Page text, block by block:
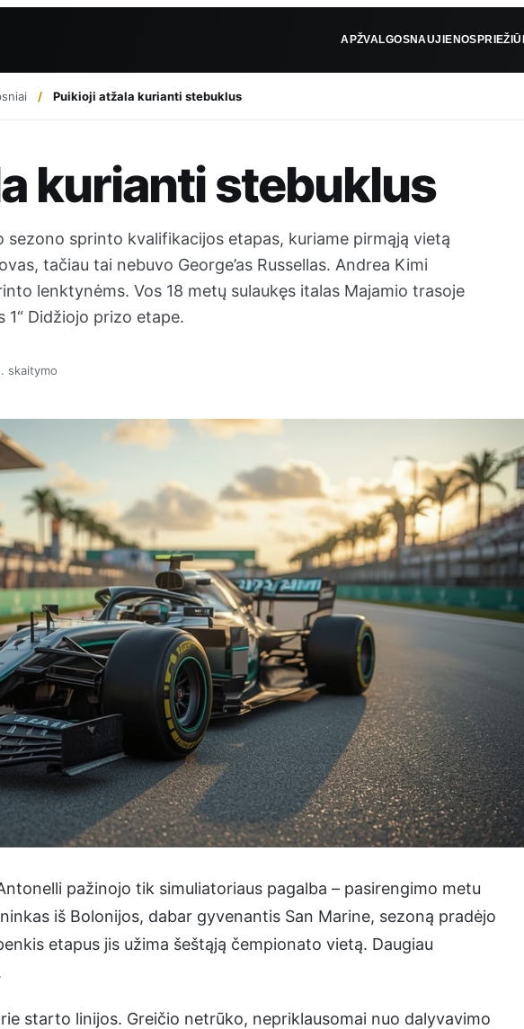
APŽVALGOSNAUJIENOS
Puikioji atžala kurianti stebuklus
kurianti stebuklus
sezono sprinto kvalifikacijos etapas, kuriame pirmąją vietą
tačiau tai nebuvo George’as Russellas. Andrea Kimi
lenktynėms. Vos 18 metų sulaukęs italas Majamio trasoje
1“ Didžiojo prizo etape.
skaitymo
pažinojo tik simuliatoriaus pagalba – pasirengimo metu
iš Bolonijos, dabar gyvenantis San Marine, sezoną pradėjo
etapus jis užima šeštąją čempionato vietą. Daugiau
starto linijos. Greičio netrūko, nepriklausomai nuo dalyvavimo